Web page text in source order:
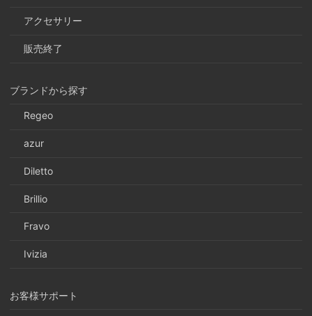
アクセサリー
販売終了
ブランドから探す
Regeo
azur
Diletto
Brillio
Fravo
Ivizia
お客様サポート